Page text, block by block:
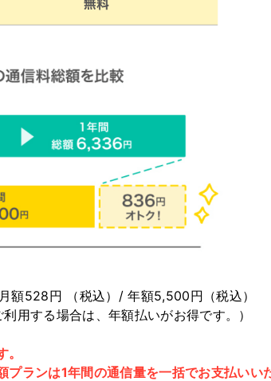
額528円 （税込）/ 年額5,500円（税込）
用する場合は、年額払いがお得です。）
ランは1年間の通信量を一括でお支払いい